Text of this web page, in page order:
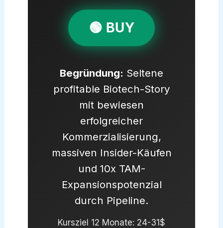
🟢 BUY
Begründung: Seltene
profitable Biotech-Story
mit bewiesen
erfolgreicher
Kommerzialisierung,
massiven Insider-Käufen
und 10x TAM-
Expansionspotenzial
durch Pipeline.
Kursziel 12 Monate: 24-31$